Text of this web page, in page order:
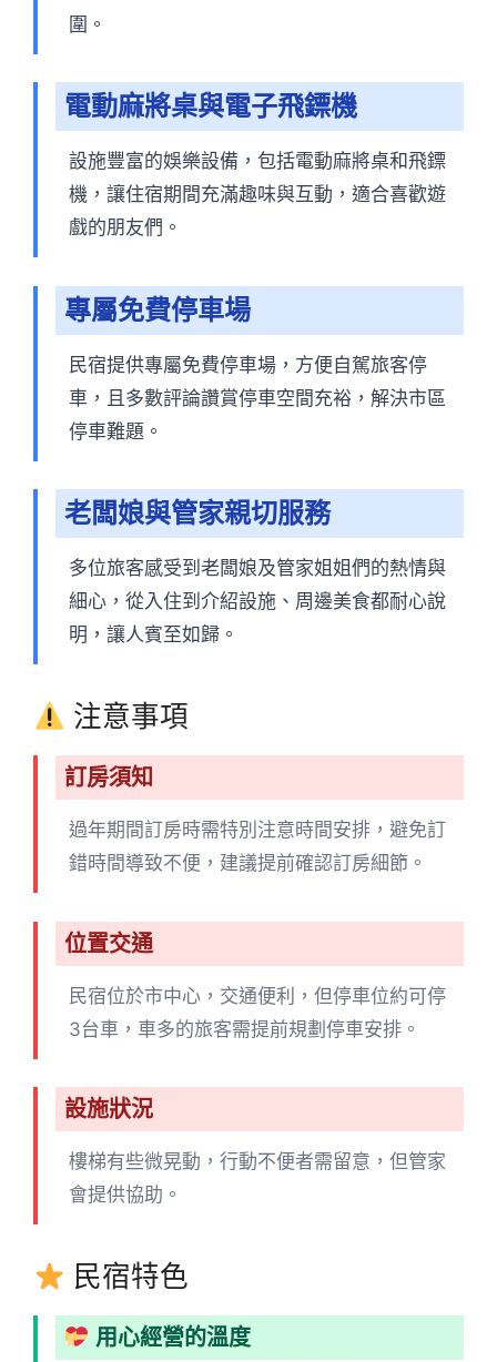
圍。
電動麻將桌與電子飛鏢機
設施豐富的娛樂設備，包括電動麻將桌和飛鏢
機，讓住宿期間充滿趣味與互動，適合喜歡遊
戲的朋友們。
專屬免費停車場
民宿提供專屬免費停車場，方便自駕旅客停
車，且多數評論讚賞停車空間充裕，解決市區
停車難題。
老闆娘與管家親切服務
多位旅客感受到老闆娘及管家姐姐們的熱情與
細心，從入住到介紹設施、周邊美食都耐心說
明，讓人賓至如歸。
注意事項
訂房須知
過年期間訂房時需特別注意時間安排，避免訂
錯時間導致不便，建議提前確認訂房細節。
位置交通
民宿位於市中心，交通便利，但停車位約可停
3台車，車多的旅客需提前規劃停車安排。
設施狀況
樓梯有些微晃動，行動不便者需留意，但管家
會提供協助。
民宿特色
用心經營的溫度